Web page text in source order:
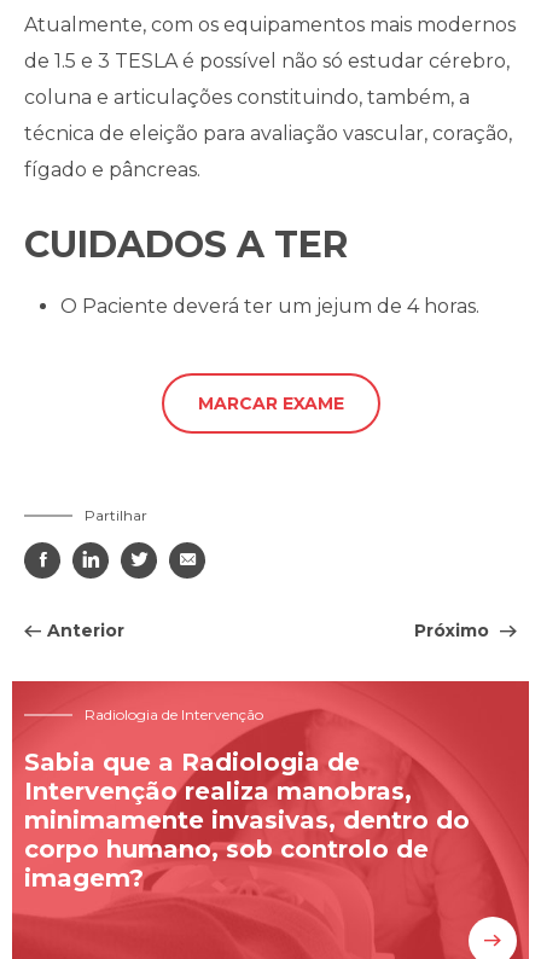
Atualmente, com os equipamentos mais modernos
de 1.5 e 3 TESLA é possível não só estudar cérebro,
coluna e articulações constituindo, também, a
técnica de eleição para avaliação vascular, coração,
fígado e pâncreas.
CUIDADOS A TER
O Paciente deverá ter um jejum de 4 horas.
MARCAR EXAME
Partilhar
   
Anterior Próximo
Radiologia de Intervenção
Sabia que a Radiologia de
Intervenção realiza manobras,
minimamente invasivas, dentro do
corpo humano, sob controlo de
imagem?